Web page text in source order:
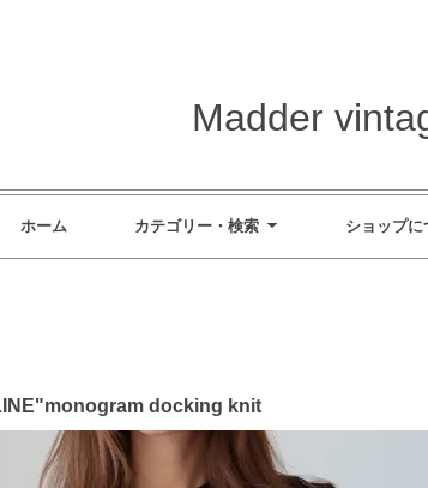
Madder
ホーム カテゴリー・検索 ショップに
docking knit